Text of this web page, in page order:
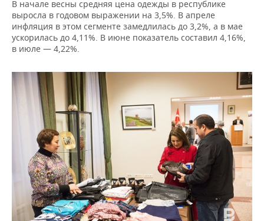
КИБЕРСПОРТ
ФИГУРНОЕ КАТАНИЕ
ХОККЕЙ С МЯЧОМ
КУЛЬТУРА
МЕДИЦИНА
ПРОИСШЕСТВИЯ
СПИСОК КОМПАНИЙ
В начале весны средняя цена одежды в республике
выросла в годовом выражении на 3,5%. В апреле
инфляция в этом сегменте замедлилась до 3,2%, а в мае
ускорилась до 4,11%. В июне показатель составил 4,16%,
в июле — 4,22%.